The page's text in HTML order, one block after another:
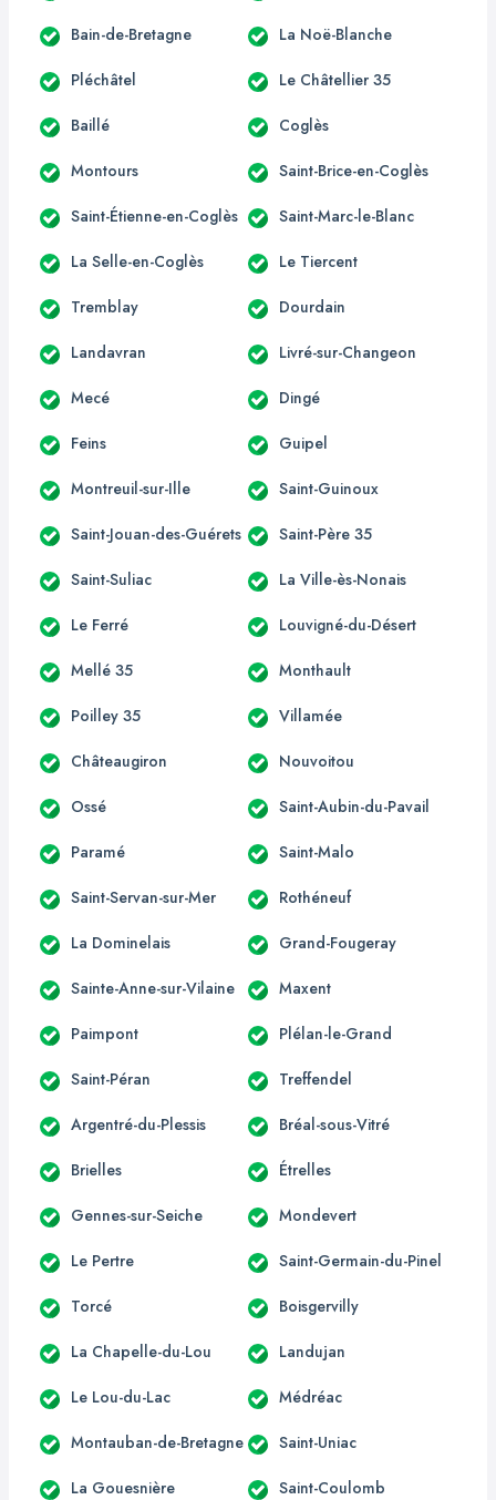
Bain-de-Bretagne La Noë-Blanche
Pléchâtel Le Châtellier 35
Baillé Coglès
Montours Saint-Brice-en-Coglès
Saint-Étienne-en-Coglès Saint-Marc-le-Blanc
La Selle-en-Coglès Le Tiercent
Tremblay Dourdain
Landavran Livré-sur-Changeon
Mecé Dingé
Feins Guipel
Montreuil-sur-Ille Saint-Guinoux
Saint-Jouan-des-Guérets Saint-Père 35
Saint-Suliac La Ville-ès-Nonais
Le Ferré Louvigné-du-Désert
Mellé 35 Monthault
Poilley 35 Villamée
Châteaugiron Nouvoitou
Ossé Saint-Aubin-du-Pavail
Paramé Saint-Malo
Saint-Servan-sur-Mer Rothéneuf
La Dominelais Grand-Fougeray
Sainte-Anne-sur-Vilaine Maxent
Paimpont Plélan-le-Grand
Saint-Péran Treffendel
Argentré-du-Plessis Bréal-sous-Vitré
Brielles Étrelles
Gennes-sur-Seiche Mondevert
Le Pertre Saint-Germain-du-Pinel
Torcé Boisgervilly
La Chapelle-du-Lou Landujan
Le Lou-du-Lac Médréac
Montauban-de-Bretagne Saint-Uniac
La Gouesnière Saint-Coulomb